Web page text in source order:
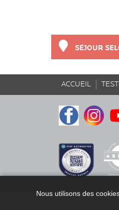
SÉJOUR
ACCUEIL
Etudiants et adultes
Accueil
Destinations
Langues
Nous utilisons des